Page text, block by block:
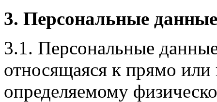
3. Персональные
3.1. Персональные
относящаяся к прямо
определяемому